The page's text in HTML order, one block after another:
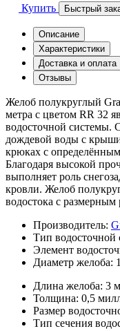
Купить Быстрый
Описание
Характеристики
Доставка и оплата
Отзывы
Желоб полукруглый
метра с цветом RR 32
водосточной системы.
дождевой воды с
крюках с
Благодаря высокой
выполняет роль
кровли. Желоб
водостока с размерным
Производитель:
Тип водосточной
Элемент
Диаметр желоба:
Длина желоба: 3
Толщина: 0,5
Размер
Тип сечения